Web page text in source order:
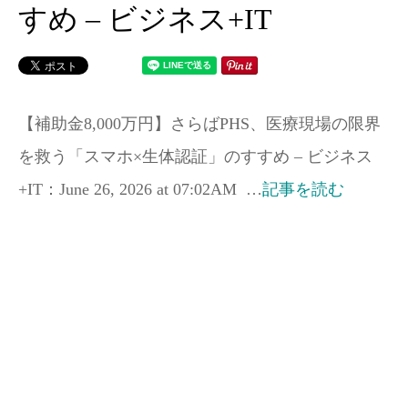
すめ – ビジネス+IT
【補助金8,000万円】さらばPHS、医療現場の限界
を救う「スマホ×生体認証」のすすめ – ビジネス
+IT：June 26, 2026 at 07:02AM …記事を読む